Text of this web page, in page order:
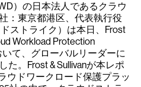
）の日本法人であるクラウ
：東京都港区、代表執行役
ストライク）は本日、Frost
Workload Protection
いて、グローバルリーダーに
。Frost & Sullivanが本レポ
ウドワークロード保護プラッ